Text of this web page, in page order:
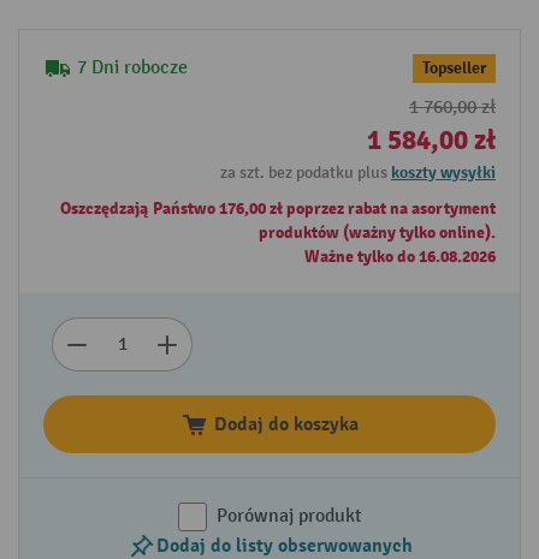
7 Dni robocze Topseller
1 760,00 zł
1 584,00 zł
za szt. bez podatku plus koszty wysyłki
Oszczędzają Państwo 176,00 zł poprzez rabat na asortyment
produktów (ważny tylko online).
Ważne tylko do 16.08.2026
Dodaj do koszyka
Porównaj produkt
Dodaj do listy obserwowanych